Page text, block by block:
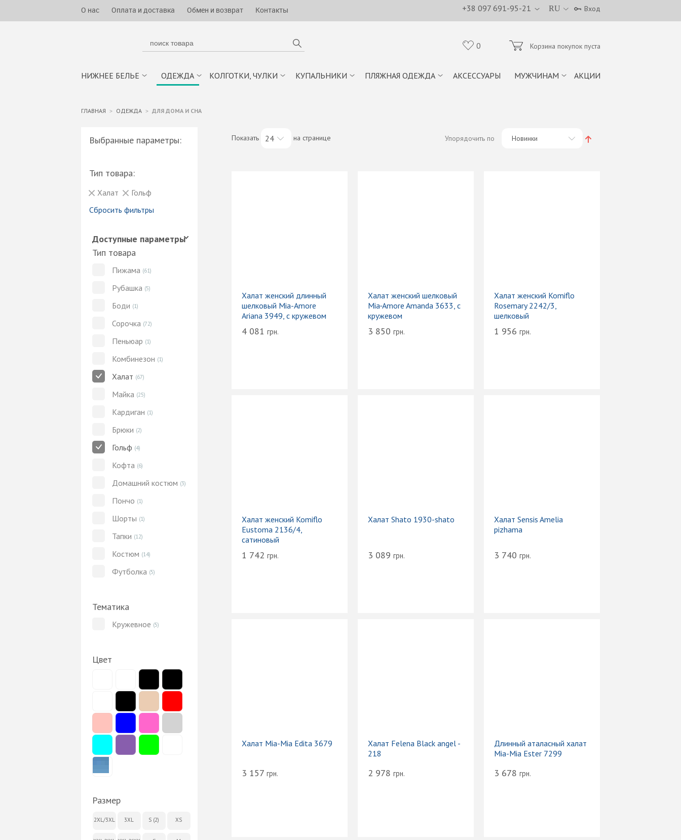
О нас Оплата и доставка Обмен и возврат Контакты RU
+38 097 691-95-21 Вход
0 Корзина покупок пуста
НИЖНЕЕ БЕЛЬЕ ОДЕЖДА КОЛГОТКИ, ЧУЛКИ КУПАЛЬНИКИ ПЛЯЖНАЯ ОДЕЖДА АКСЕССУАРЫ МУЖЧИНАМ АКЦИИ
ГЛАВНАЯ ОДЕЖДА ДЛЯ ДОМА И СНА
Показать 24 на странице Упорядочить по Новинки
Халат женский длинный
шелковый Mia-Amore
Ariana 3949, с кружевом
4 081 грн.
Халат женский шелковый
Mia‑Amore Amanda 3633, с
кружевом
3 850 грн.
Халат женский Komiflo
Rosemary 2242/3,
шелковый
1 956грн.
Халат женский Komiflo
Eustoma 2136/4,
сатиновый
1 742 грн.
Халат Shato 1930-shato
3 089 грн.
Халат Sensis Amelia
pizhama
3 740грн.
Халат Mia-Mia Edita 3679
3 157 грн.
Халат Felena Black angel -
218
2 978 грн.
Длинный аталасный халат
Mia-Mia Ester 7299
3 678грн.
Выбранные параметры:
Тип товара:
Халат
Гольф
Сбросить фильтры
Доступные параметры
Тип товара
Пижама (61)
Рубашка (5)
Боди (1)
Сорочка (72)
Пеньюар (1)
Комбинезон (1)
Халат (67)
Майка (25)
Кардиган (1)
Брюки (2)
Гольф (4)
Кофта (6)
Домашний костюм (3)
Пончо (1)
Шорты (1)
Тапки (12)
Костюм (14)
Футболка (5)
Тематика
Кружевное (5)
Цвет
Размер
2XL/3XL 3XL S (2) XS